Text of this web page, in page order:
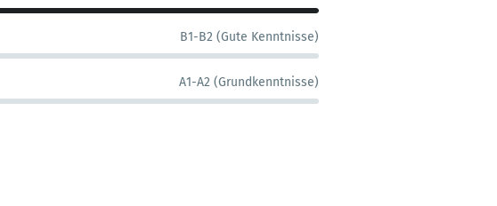
B1-B2 (Gute Kenntnisse)
A1-A2 (Grundkenntnisse)